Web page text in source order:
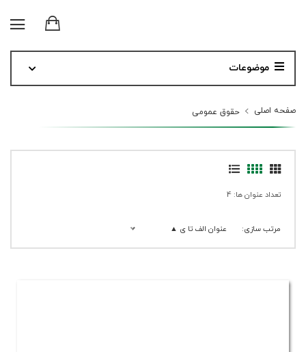
موضوعات
صفحه اصلی حقوق عمومی
تعداد عنوان ها: 4
مرتب سازی: عنوان الف تا ی ▲